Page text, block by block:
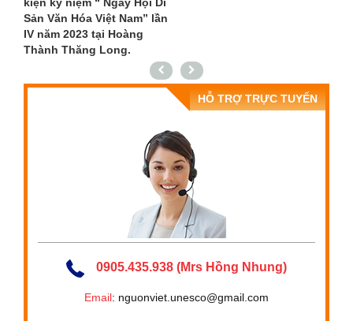
Sản Văn Hóa Việt Nam” lần
IV năm 2023 tại Hoàng
Thành Thăng Long.
HỖ TRỢ TRỰC TUYẾN
0905.435.938 (Mrs Hồng Nhung)
Email: nguonviet.unesco@gmail.com